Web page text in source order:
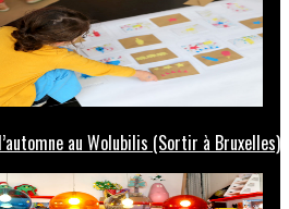
au Wolubilis (Sortir à Bruxelles)